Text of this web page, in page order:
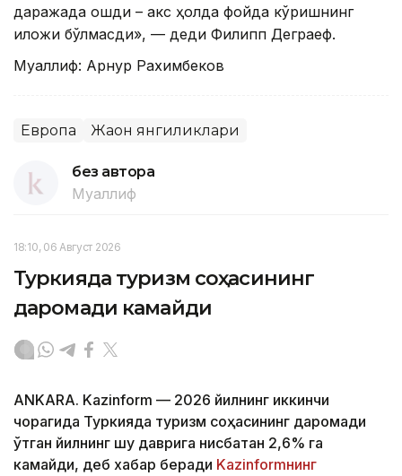
даражада ошди – акс ҳолда фойда кўришнинг
иложи бўлмасди», — деди Филипп Деграеф.
Муаллиф: Арнур Рахимбеков
Европа Жаҳон янгиликлари
без автора
Муаллиф
18:10, 06 Август 2026
Туркияда туризм соҳасининг
даромади камайди
ANKARA. Kazinform — 2026 йилнинг иккинчи
чорагида Туркияда туризм соҳасининг даромади
ўтган йилнинг шу даврига нисбатан 2,6% га
камайди, деб хабар беради Kazinformнинг